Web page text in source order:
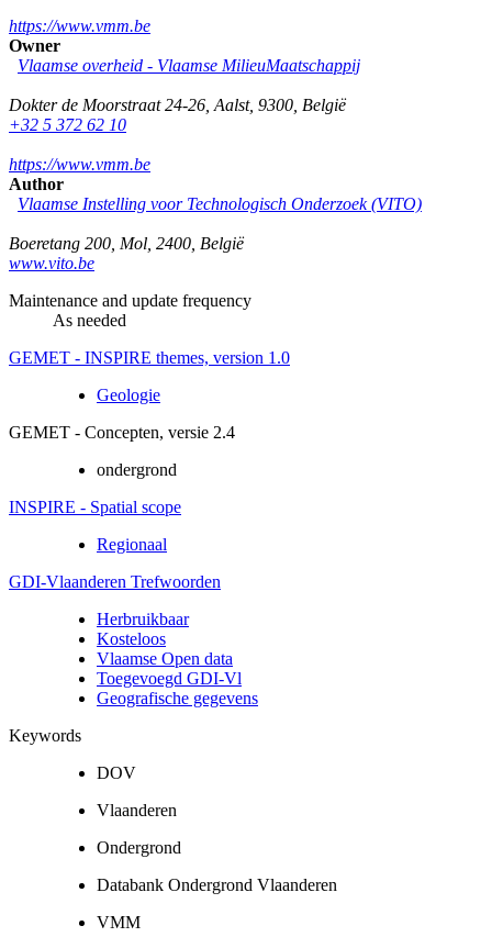
https://www.vmm.be
Owner
Vlaamse overheid - Vlaamse MilieuMaatschappij
Dokter de Moorstraat 24-26 Aalst, 9300 België
+32 5 372 62 10
https://www.vmm.be
Author
Vlaamse Instelling voor Technologisch Onderzoek (VITO)
Boeretang 200 Mol 2400 België
www.vito.be
Maintenance and update frequency
As needed
GEMET - INSPIRE themes, version 1.0
Geologie
GEMET - Concepten, versie 2.4
ondergrond
INSPIRE - Spatial scope
Regionaal
GDI-Vlaanderen Trefwoorden
Herbruikbaar
Kosteloos
Vlaamse Open data
Toegevoegd GDI-Vl
Geografische gegevens
Keywords
DOV
Vlaanderen
Ondergrond
Databank Ondergrond Vlaanderen
VMM